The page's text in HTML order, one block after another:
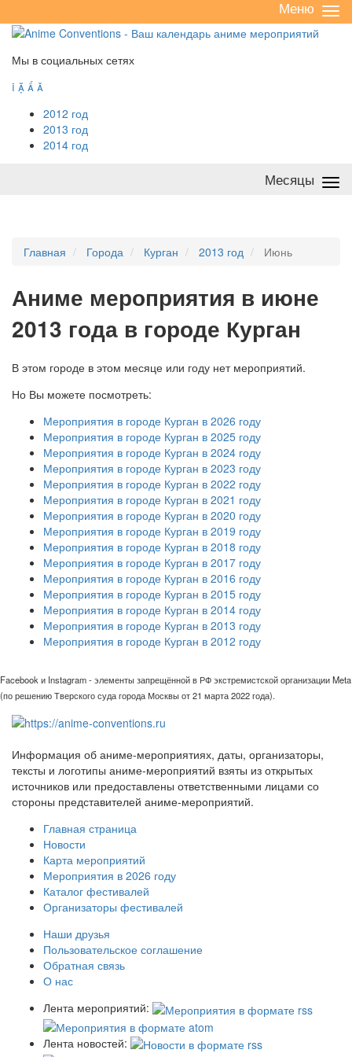
/
Меню
Мы в социальных сетях
   
2012 год
2013 год
2014 год
Месяцы
Главная Города Курган 2013 год Июнь
Аниме мероприятия в июне
2013 года в городе Курган
В этом городе в этом месяце или году нет мероприятий.
Но Вы можете посмотреть:
Мероприятия в городе Курган в 2026 году
Мероприятия в городе Курган в 2025 году
Мероприятия в городе Курган в 2024 году
Мероприятия в городе Курган в 2023 году
Мероприятия в городе Курган в 2022 году
Мероприятия в городе Курган в 2021 году
Мероприятия в городе Курган в 2020 году
Мероприятия в городе Курган в 2019 году
Мероприятия в городе Курган в 2018 году
Мероприятия в городе Курган в 2017 году
Мероприятия в городе Курган в 2016 году
Мероприятия в городе Курган в 2015 году
Мероприятия в городе Курган в 2014 году
Мероприятия в городе Курган в 2013 году
Мероприятия в городе Курган в 2012 году
Facebook и Instagram - элементы запрещённой в РФ экстремистской организации Meta
(по решению Тверского суда города Москвы от 21 марта 2022 года).
Информация об аниме-мероприятиях, даты, организаторы,
тексты и логотипы аниме-мероприятий взяты из открытых
источников или предоставлены ответственными лицами со
стороны представителей аниме-мероприятий.
Главная страница
Новости
Карта мероприятий
Мероприятия в 2026 году
Каталог фестивалей
Организаторы фестивалей
Наши друзья
Пользовательское соглашение
Обратная связь
О нас
Лента мероприятий:
Лента новостей: